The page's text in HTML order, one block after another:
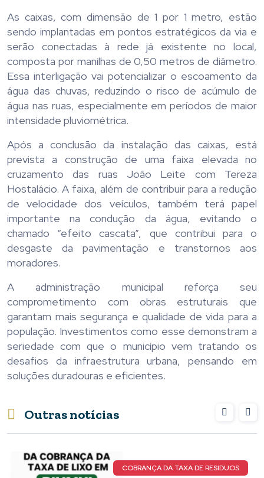
As caixas, com dimensão de 1 por 1 metro, estão
sendo implantadas em pontos estratégicos da via e
serão conectadas à rede já existente no local,
composta por manilhas de 0,50 metros de diâmetro.
Essa interligação vai potencializar o escoamento da
água das chuvas, reduzindo o risco de acúmulo de
água nas ruas, especialmente em períodos de maior
intensidade pluviométrica.
Após a conclusão da instalação das caixas, está
prevista a construção de uma faixa elevada no
cruzamento das ruas João Leite com Tereza
Hostalácio. A faixa, além de contribuir para a redução
de velocidade dos veículos, também terá papel
importante na condução da água, evitando o
chamado “efeito cascata”, que contribui para o
desgaste da pavimentação e transtornos aos
moradores.
A administração municipal reforça seu
comprometimento com obras estruturais que
garantam mais segurança e qualidade de vida para a
população. Investimentos como esse demonstram a
seriedade com que o município vem tratando os
desafios da infraestrutura urbana, pensando em
soluções duradouras e eficientes.
Outras notícias
DA TAXA DE RESIDUOS